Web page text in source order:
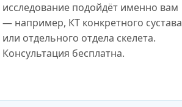
исследование подойдёт именно вам
— например, КТ конкретного сустава
или отдельного отдела скелета.
Консультация бесплатна.